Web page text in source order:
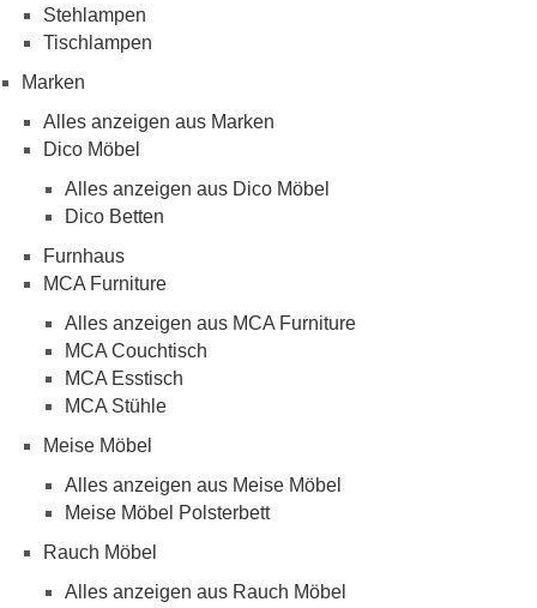
Stehlampen
Tischlampen
Marken
Alles anzeigen aus Marken
Dico Möbel
Alles anzeigen aus Dico Möbel
Dico Betten
Furnhaus
MCA Furniture
Alles anzeigen aus MCA Furniture
MCA Couchtisch
MCA Esstisch
MCA Stühle
Meise Möbel
Alles anzeigen aus Meise Möbel
Meise Möbel Polsterbett
Rauch Möbel
Alles anzeigen aus Rauch Möbel